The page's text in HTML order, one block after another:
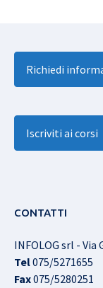
Richiedi
Iscriviti ai corsi
CONTATTI
INFOLOG srl - Via
Tel075/5271655
Fax075/5280251